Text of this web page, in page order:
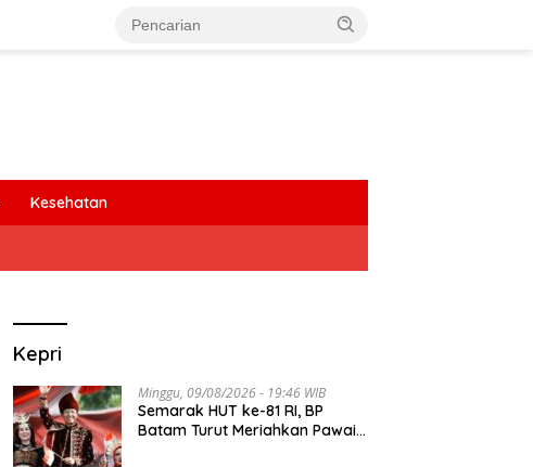
Kesehatan
Kepri
Minggu, 09/08/2026 - 19:46 WIB
Semarak HUT ke-81 RI, BP
Batam Turut Meriahkan Pawai